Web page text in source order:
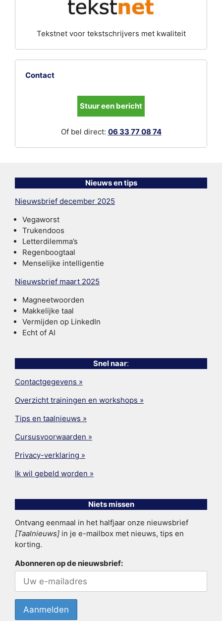
Tekstnet voor tekstschrijvers met kwaliteit
Contact
Stuur een bericht
Of bel direct: 06 33 77 08 74
Nieuws en tips
Nieuwsbrief december 2025
Vegaworst
Trukendoos
Letterdilemma’s
Regenboogtaal
Menselijke intelligentie
Nieuwsbrief maart 2025
Magneetwoorden
Makkelijke taal
Vermijden op LinkedIn
Echt of AI
Snel naar:
Contactgegevens »
Overzicht trainingen en workshops »
Tips en taalnieuws »
Cursusvoorwaarden »
Privacy-verklaring »
Ik wil gebeld worden »
Niets missen
Ontvang eenmaal in het halfjaar onze nieuwsbrief
[Taalnieuws] in je e-mailbox met nieuws, tips en
korting.
Abonneren op de nieuwsbrief: